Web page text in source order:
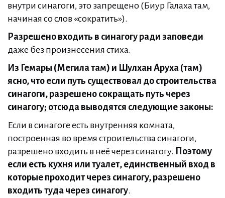
внутри синагоги, это запрещено (Биур Галаха там,
начиная со слов «сократить»).
Разрешено входить в синагогу ради заповеди
даже без произнесения стиха.
Из Гемары (Мегила там) и Шулхан Аруха (там)
ясно, что если путь существовал до строительства
синагоги, разрешено сокращать путь через
синагогу; отсюда выводятся следующие законы:
Если в синагоге есть внутренняя комната,
построенная во время строительства синагоги,
разрешено входить в неё через синагогу. Поэтому
если есть кухня или туалет, единственный вход в
которые проходит через синагогу, разрешено
входить туда через синагогу.